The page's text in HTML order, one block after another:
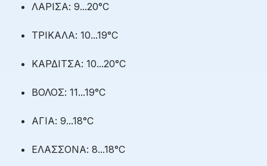
ΛΑΡΙΣΑ: 9...20°C
ΤΡΙΚΑΛΑ: 10...19°C
ΚΑΡΔΙΤΣΑ: 10...20°C
ΒΟΛΟΣ: 11...19°C
ΑΓΙΑ: 9...18°C
ΕΛΑΣΣΟΝΑ: 8...18°C